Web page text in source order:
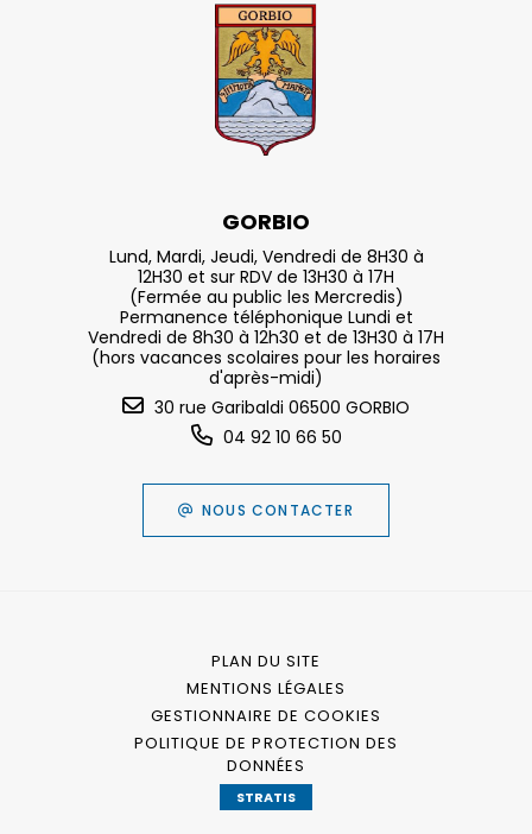
GORBIO
Lund, Mardi, Jeudi, Vendredi de 8H30 à
12H30 et sur RDV de 13H30 à 17H
(Fermée au public les Mercredis)
Permanence téléphonique Lundi et
Vendredi de 8h30 à 12h30 et de 13H30 à 17H
(hors vacances scolaires pour les horaires
d'après-midi)
30 rue Garibaldi 06500 GORBIO
04 92 10 66 50
NOUS CONTACTER
PLAN DU SITE
MENTIONS LÉGALES
GESTIONNAIRE DE COOKIES
POLITIQUE DE PROTECTION DES
DONNÉES
STRATIS